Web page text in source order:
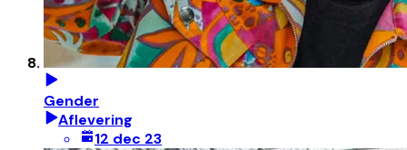
Gender
Aflevering
12 dec 23